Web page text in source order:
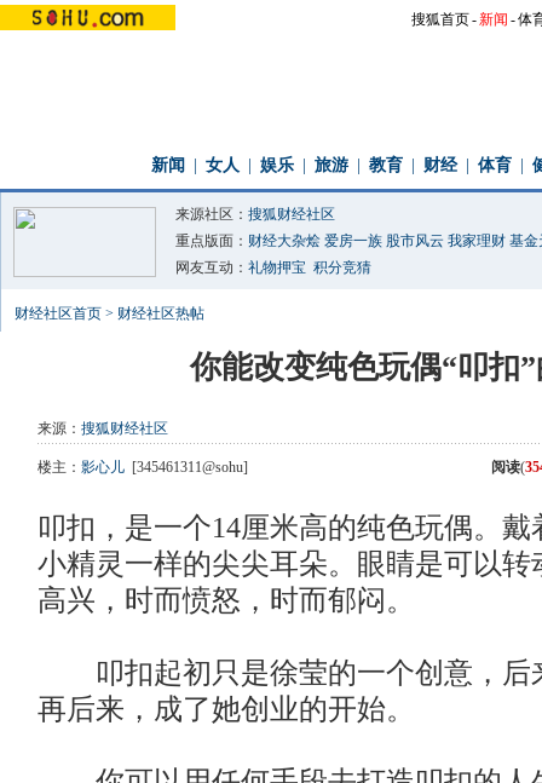
搜狐首页-新闻 -体
新闻 女人 娱乐 旅游 教育 财经 体育
来源社区： 搜狐财经社区
重点版面： 财经大杂烩 爱房一族 股市风云 我家理财 基金
网友互动： 礼物押宝 积分竞猜
财经社区首页 > 财经社区热帖
你能改变纯色玩偶“叩扣
来源： 搜狐财经社区
楼主： 影心儿 [345461311@sohu] 阅读(
叩扣，是一个14厘米高的纯色玩偶。
小精灵一样的尖尖耳朵。眼睛是可以转
高兴，时而愤怒，时而郁闷。
叩扣起初只是徐莹的一个创意，后
再后来，成了她创业的开始。